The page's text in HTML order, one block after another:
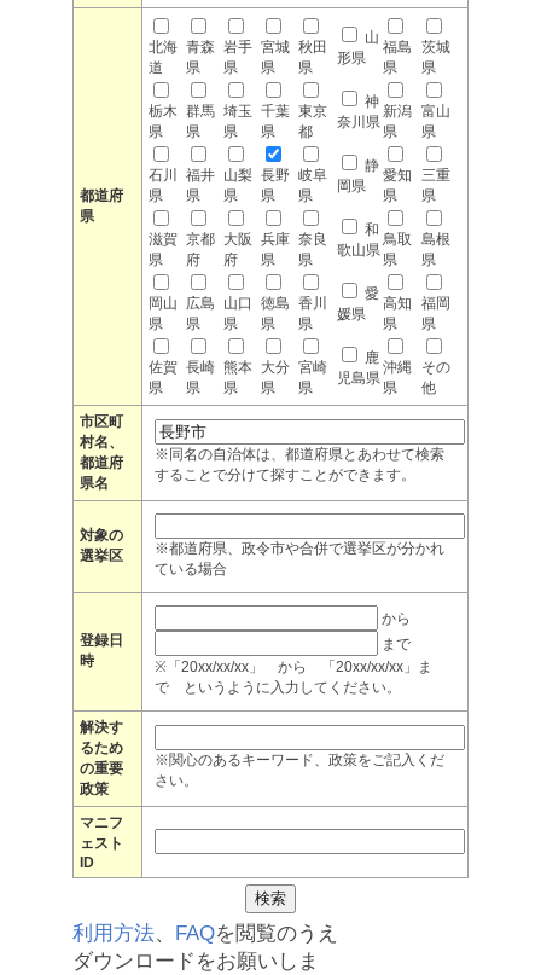
都道府
県
北海
道
青森
県
岩手
県
宮城
県
秋田
県
山
形県
福島
県
茨城
県
栃木
県
群馬
県
埼玉
県
千葉
県
東京
都
神
奈川県
新潟
県
富山
県
石川
県
福井
県
山梨
県
長野
県
岐阜
県
静
岡県
愛知
県
三重
県
滋賀
県
京都
府
大阪
府
兵庫
県
奈良
県
和
歌山県
鳥取
県
島根
県
岡山
県
広島
県
山口
県
徳島
県
香川
県
愛
媛県
高知
県
福岡
県
佐賀
県
長崎
県
熊本
県
大分
県
宮崎
県
鹿
児島県
沖縄
県
その
他
市区町
村名、
都道府
県名
※同名の自治体は、都道府県とあわせて検索
することで分けて探すことができます。
対象の
選挙区
※都道府県、政令市や合併で選挙区が分かれ
ている場合
登録日
時
から
まで
※「20xx/xx/xx」 から 「20xx/xx/xx」ま
で というように入力してください。
解決す
るため
の重要
政策
※関心のあるキーワード、政策をご記入くだ
さい。
マニフ
ェスト
ID
利用方法、 FAQを閲覧のうえ
ダウンロードをお願いしま